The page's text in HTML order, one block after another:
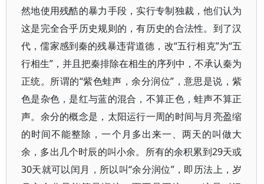
然地使用残酷的暴力手段，实行专制独裁，他们认为
这是完全合乎历史规则的，有历史的合法性。到了汉
代，儒家感到秦的残暴违背道德，改“五行相克”为“五
行相生”，并且把秦排除在相生的序列中，不承认秦为
正统。所谓的“紫色蛙声，余分润位”，意思是说，紫
色是杂色，是红与蓝的混合，不算正色，蛙声不算正
声。余分的概念是，太阳运行一周的时间与月亮盈缩
的时间不能整除，一个月多出来一、两天的叫做大
余，多出几个时辰的叫小余。所有的余积累到29天或
30天就可以闰月，所以叫“余分润位”，即历法上，岁